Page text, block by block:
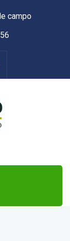
campo